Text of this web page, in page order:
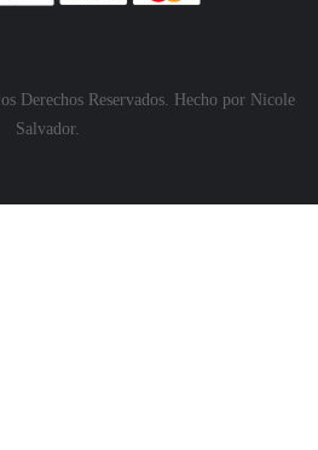
Derechos Reservados. Hecho por Nicole
Salvador.